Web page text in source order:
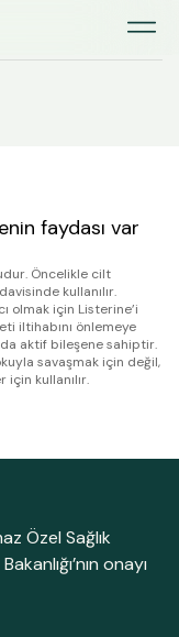
faydası var
Öncelikle cilt
kullanılır.
olmak için Listerine’i
iltihabını önlemeye
aktif bileşene sahiptir.
savaşmak için değil,
kullanılır.
Özel Sağlık
onayı